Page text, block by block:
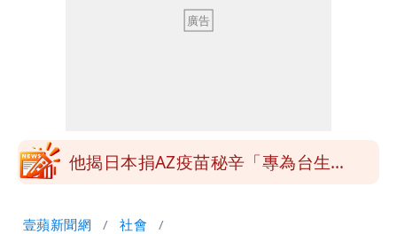
案 重課俄羅斯500%關稅
姜厚任不信會被嫩女友「辣手摧花」 曝
救好幾條人命」
他揭日本捐AZ疫苗秘辛「專為台生
壹蘋新聞網 社會